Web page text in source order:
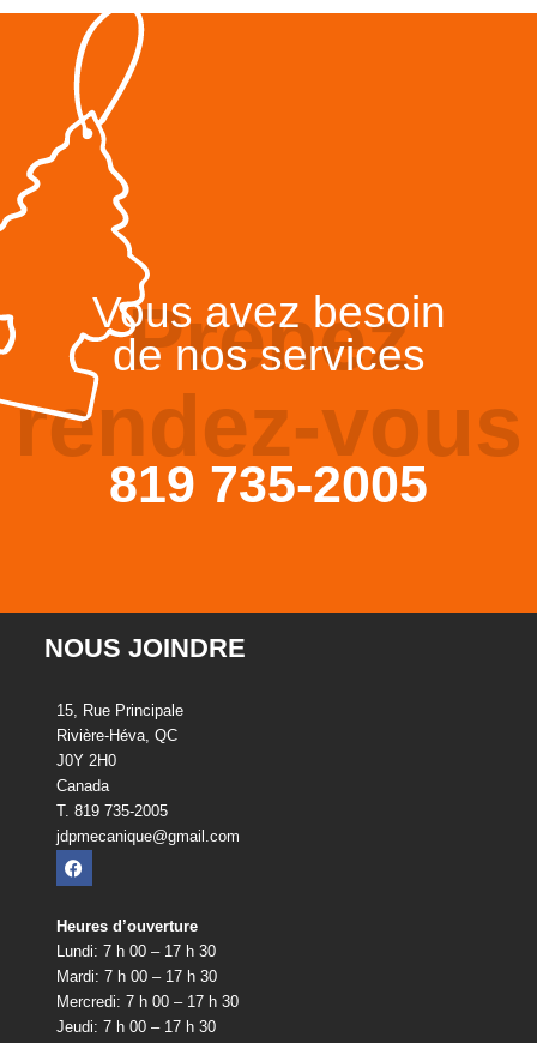
Prenez
rendez-vous
Vous avez besoin
de nos services
819 735-2005
NOUS JOINDRE
15, Rue Principale
Rivière-Héva, QC
J0Y 2H0
Canada
T. 819 735-2005
jdpmecanique@gmail.com
Heures d’ouverture
Lundi: 7 h 00 – 17 h 30
Mardi: 7 h 00 – 17 h 30
Mercredi: 7 h 00 – 17 h 30
Jeudi: 7 h 00 – 17 h 30